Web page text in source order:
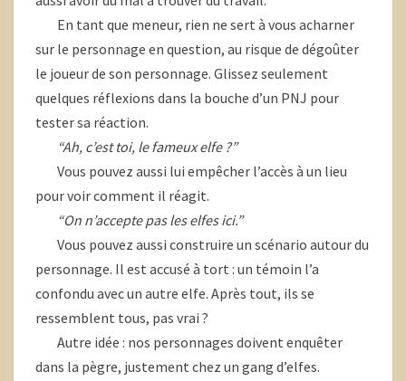
En tant que meneur, rien ne sert à vous acharner
sur le personnage en question, au risque de dégoûter
le joueur de son personnage. Glissez seulement
quelques réflexions dans la bouche d’un PNJ pour
tester sa réaction.
“Ah, c’est toi, le fameux elfe ?”
Vous pouvez aussi lui empêcher l’accès à un lieu
pour voir comment il réagit.
“On n’accepte pas les elfes ici.”
Vous pouvez aussi construire un scénario autour du
personnage. Il est accusé à tort : un témoin l’a
confondu avec un autre elfe. Après tout, ils se
ressemblent tous, pas vrai ?
Autre idée : nos personnages doivent enquêter
dans la pègre, justement chez un gang d’elfes.